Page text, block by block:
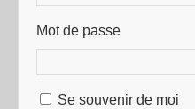
Mot de passe
Se souvenir de moi